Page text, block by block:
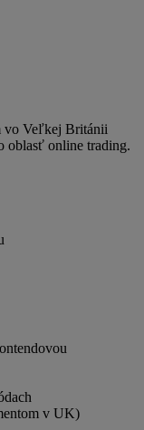
vo Veľkej Británii
oblasť online trading.
v UK)